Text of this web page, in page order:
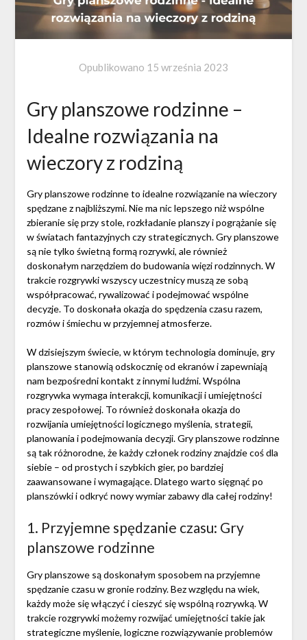
Opublikowano 15 września 2023
Gry planszowe rodzinne –
Idealne rozwiązania na
wieczory z rodziną
Gry planszowe rodzinne to idealne rozwiązanie na wieczory
spędzane z najbliższymi. Nie ma nic lepszego niż wspólne
zbieranie się przy stole, rozkładanie planszy i pogrążanie się
w światach fantazyjnych czy strategicznych. Gry planszowe
są nie tylko świetną formą rozrywki, ale również
doskonałym narzędziem do budowania więzi rodzinnych. W
trakcie rozgrywki wszyscy uczestnicy muszą ze sobą
współpracować, rywalizować i podejmować wspólne
decyzje. To doskonała okazja do spędzenia czasu razem,
rozmów i śmiechu w przyjemnej atmosferze.
W dzisiejszym świecie, w którym technologia dominuje, gry
planszowe stanowią odskocznię od ekranów i zapewniają
nam bezpośredni kontakt z innymi ludźmi. Wspólna
rozgrywka wymaga interakcji, komunikacji i umiejętności
pracy zespołowej. To również doskonała okazja do
rozwijania umiejętności logicznego myślenia, strategii,
planowania i podejmowania decyzji. Gry planszowe rodzinne
są tak różnorodne, że każdy członek rodziny znajdzie coś dla
siebie – od prostych i szybkich gier, po bardziej
zaawansowane i wymagające. Dlatego warto sięgnąć po
planszówki i odkryć nowy wymiar zabawy dla całej rodziny!
1. Przyjemne spędzanie czasu: Gry
planszowe rodzinne
Gry planszowe są doskonałym sposobem na przyjemne
spędzanie czasu w gronie rodziny. Bez względu na wiek,
każdy może się włączyć i cieszyć się wspólną rozrywką. W
trakcie rozgrywki możemy rozwijać umiejętności takie jak
strategiczne myślenie, logiczne rozwiązywanie problemów